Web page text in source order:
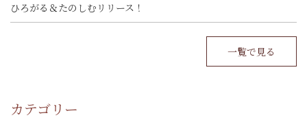
ひろがる＆たのしむリリース！
一覧で見る
カテゴリー